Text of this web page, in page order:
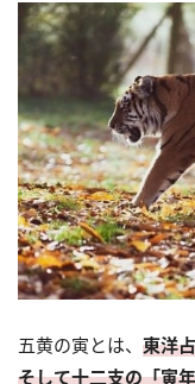
五黄の寅とは、 東洋
そして十二支の「寅